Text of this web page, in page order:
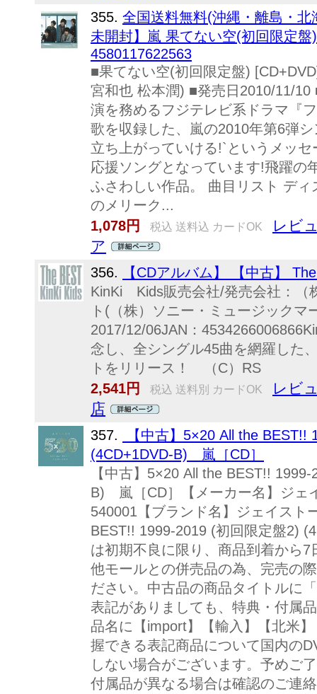
355. 全国送料無料(沖縄・離島・
未開封】嵐 果てない空(初回限定
4580117622563
■果てない空(初回限定盤)
宮和也 松本潤) ■発売日2010/11/
演を務めるフジテレビ系ドラマ『
歌を収録した、嵐の2010年第6弾
立ち上がっていける!`というメッ
応援ソングとなっています!飛躍の
ふさわしい作品。 曲目リスト デ
のメリーク...
1,078円
税込 送料込 カードOK
レビ
ア
356.
【CDアルバム】 【中古】
KinKi Kids販売会社/発売会社：（
ト(（株）ソニー・ミュージックマ
2017/12/06JAN：
念し、全シングル45曲を網羅した
トをリリース！ （C）RS
2,541円
税込 送料別 カードOK
レビ
店
357.
【中古】5×20 All the BEST!!
(4CD+1DVD-B) 嵐［CD］
【中古】5×20 All the BEST!!
B) 嵐［CD］【メーカー名】ジェ
540001【ブランド名】ジェイスト
BEST!! 1999-2019 (初回限定盤2)
は初期不良に限り、商品到着から
他モールとの併売品の為、完売の
ださい。中古品の商品タイトルに
表記がありましても、特典・付属
品名に【import】【輸入】【北米
握できる表記商品について国内の
しない場合がございます。予めご
付属品が異なる場合は確認のご連